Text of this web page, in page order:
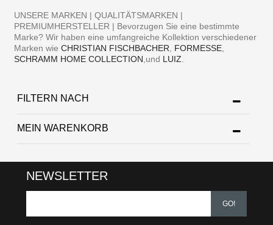
UNSERE MARKEN | QUALITÄTSMARKEN |
PREMIUMHERSTELLER | Bevorzugen Sie eine bestimmte
Marke? Wir haben eine umfangreiche Kollektion verschiedener
Marken wieCHRISTIAN FISCHBACHER FORMESSE
SCHRAMM HOME COLLECTION ,und LUIZ
FILTERN NACH
MEIN WARENKORB
NEWSLETTER
GO!